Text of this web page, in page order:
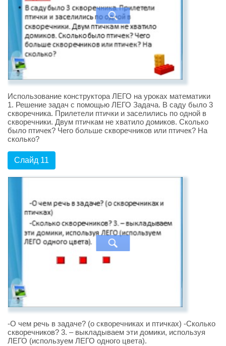
Использование конструктора ЛЕГО на уроках математики
1. Решение задач с помощью ЛЕГО Задача. В саду было 3
скворечника. Прилетели птички и заселились по одной в
скворечники. Двум птичкам не хватило домиков. Сколько
было птичек? Чего больше скворечников или птичек? На
сколько?
Слайд 11
-О чем речь в задаче? (о скворечниках и птичках) -Сколько
скворечников? 3. – выкладываем эти домики, используя
ЛЕГО (используем ЛЕГО одного цвета).